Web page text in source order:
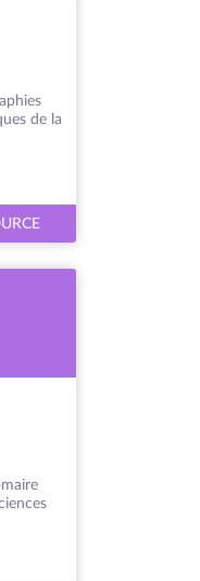
de la